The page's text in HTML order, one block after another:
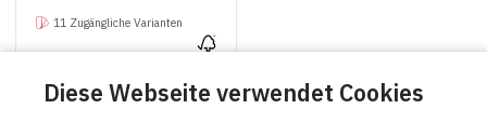
Diese Webseite verwendet Cookies
11 Zugängliche Varianten